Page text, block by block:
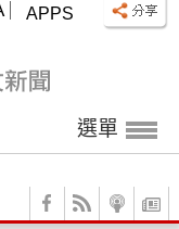
APPS
選單